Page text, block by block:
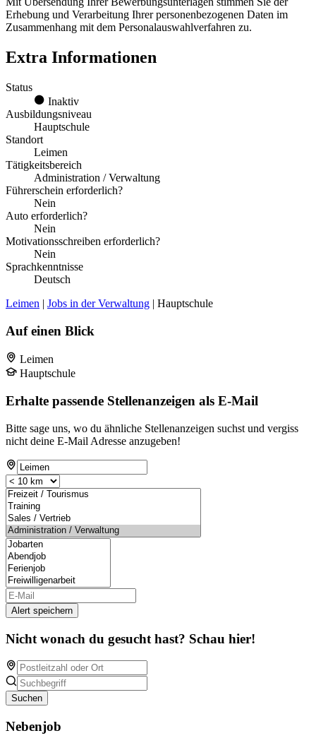
Erhebung und Verarbeitung Ihrer personenbezogenen Daten im
Zusammenhang mit dem Personalauswahlverfahren zu.
Extra Informationen
Status
Inaktiv
Ausbildungsniveau
Hauptschule
Standort
Leimen
Tätigkeitsbereich
Administration / Verwaltung
Führerschein erforderlich?
Nein
Auto erforderlich?
Nein
Motivationsschreiben erforderlich?
Nein
Sprachkenntnisse
Deutsch
Leimen | Jobs in der Verwaltung | Hauptschule
Auf einen Blick
Leimen
Hauptschule
Erhalte passende Stellenanzeigen als E-Mail
Bitte sage uns, wo du ähnliche Stellenanzeigen suchst und vergiss
nicht deine E-Mail Adresse anzugeben!
Alert speichern
Nicht wonach du gesucht hast? Schau hier!
Suchen
Nebenjob